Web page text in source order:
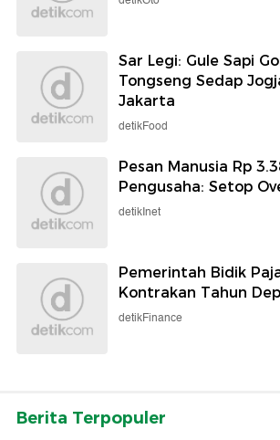
Sar Legi: Gule Sapi
Tongseng Sedap
Jakarta
detikFood
Pesan Manusia Rp
Pengusaha: Setop
detikInet
Pemerintah Bidik
Kontrakan Tahun
detikFinance
Berita Terpopuler